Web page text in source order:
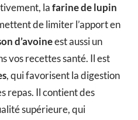
lafarine de lupin
de limiter l’apport en
d’avoineest aussi un
vos recettes santé. Il est
, qui favorisent la digestion
repas. Il contient des
supérieure, qui